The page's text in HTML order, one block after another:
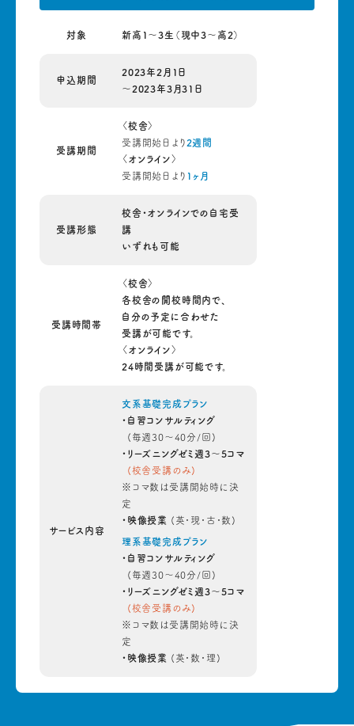
対象 新高1～3生（現中3～高2）
申込期間
2023年2月1日
〜2023年3月31日
受講期間
〈校 舎〉
受講開始日より 2週間
〈オンライン〉
受講開始日より 1ヶ月
受講形態
校舎・オンラインでの自宅受
講
いずれも可能
受講時間帯
〈校 舎〉
各校舎の開校時間内で、
自分の予定に合わせた
受講が可能です。
〈オンライン〉
24時間受講が可能です。
サービス内容
文系基礎完成プラン
・自習コンサルティング
(毎週30～40分/回)
・リーズニングゼミ週3～5コマ
(校舎受講のみ)
※コマ数は受講開始時に決
定
・映像授業 (英・現・古・数)
理系基礎完成プラン
・自習コンサルティング
(毎週30～40分/回)
・リーズニングゼミ週3～5コマ
(校舎受講のみ)
※コマ数は受講開始時に決
定
・映像授業 (英・数・理)